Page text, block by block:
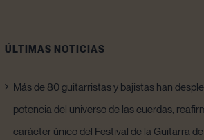
ÚLTIMAS NOTICIAS
Más de 80 guitarristas y bajistas han
potencia del universo de las cuerdas,
carácter único del Festival de la Guitarra